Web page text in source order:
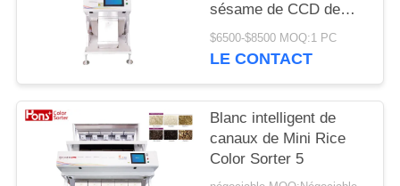
sésame de CCD de
5400 pixels de fonction
multiple 63 canaux
$6500-$8500 MOQ:1 PC
LE CONTACT
Blanc intelligent de
canaux de Mini Rice
Color Sorter 5